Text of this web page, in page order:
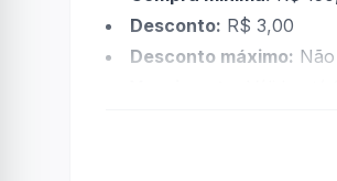
Desconto: R$ 3,00
Desconto máximo:
econtradas informações